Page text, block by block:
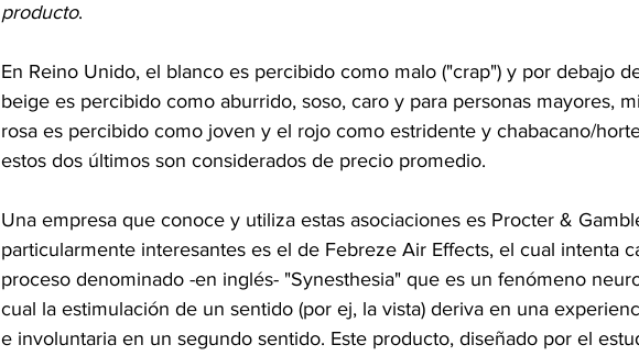
producto.
En Reino Unido, el blanco es percibido como malo ("crap") y por debajo
beige es percibido como aburrido, soso, caro y para personas mayores,
rosa es percibido como joven y el rojo como estridente y chabacano/
estos dos últimos son considerados de precio promedio.
Una empresa que conoce y utiliza estas asociaciones es Procter &
particularmente interesantes es el de Febreze Air Effects, el cual intenta
proceso denominado -en inglés- "Synesthesia" que es un fenómeno
cual la estimulación de un sentido (por ej, la vista) deriva en una
e involuntaria en un segundo sentido. Este producto, diseñado por el